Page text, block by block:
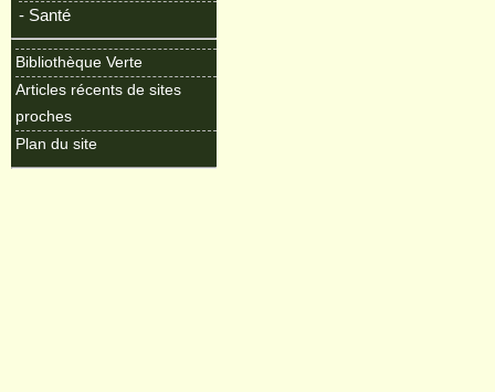
- Santé
Bibliothèque Verte
Articles récents de sites
proches
Plan du site